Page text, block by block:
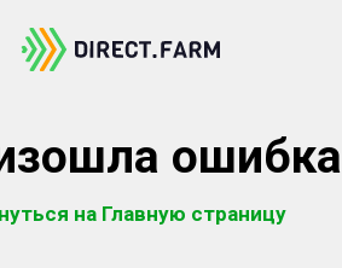
ошибка
на Главную страницу